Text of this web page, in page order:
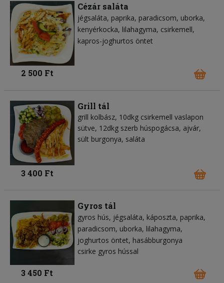
Cézár saláta
jégsaláta paprika paradicsom uborka
kenyérkocka lilahagyma csirkemell
kapros-joghurtos öntet
2 500 Ft
Grill tál
grill kolbász, 10dkg csirkemell vaslapon
sütve, 12dkg szerb húspogácsa, ajvár,
sült burgonya, saláta
3 400 Ft
Gyros tál
gyros hús jégsaláta káposzta paprika
paradicsom uborka lilahagyma
joghurtos öntet hasábburgonya
csirke gyros hússal
3 450 Ft